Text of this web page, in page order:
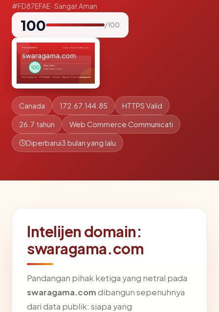
#FD87EFAE · Sangat Aman
100 / 100
Canada 172.67.144.85 HTTPS Valid
26.7 tahun Web Commerce Communicati
Diperbarui3 bulan yang lalu
Intelijen domain:
swaragama.com
Pandangan pihak ketiga yang netral pada
swaragama.comdibangun sepenuhnya
dari data publik: siapa yang